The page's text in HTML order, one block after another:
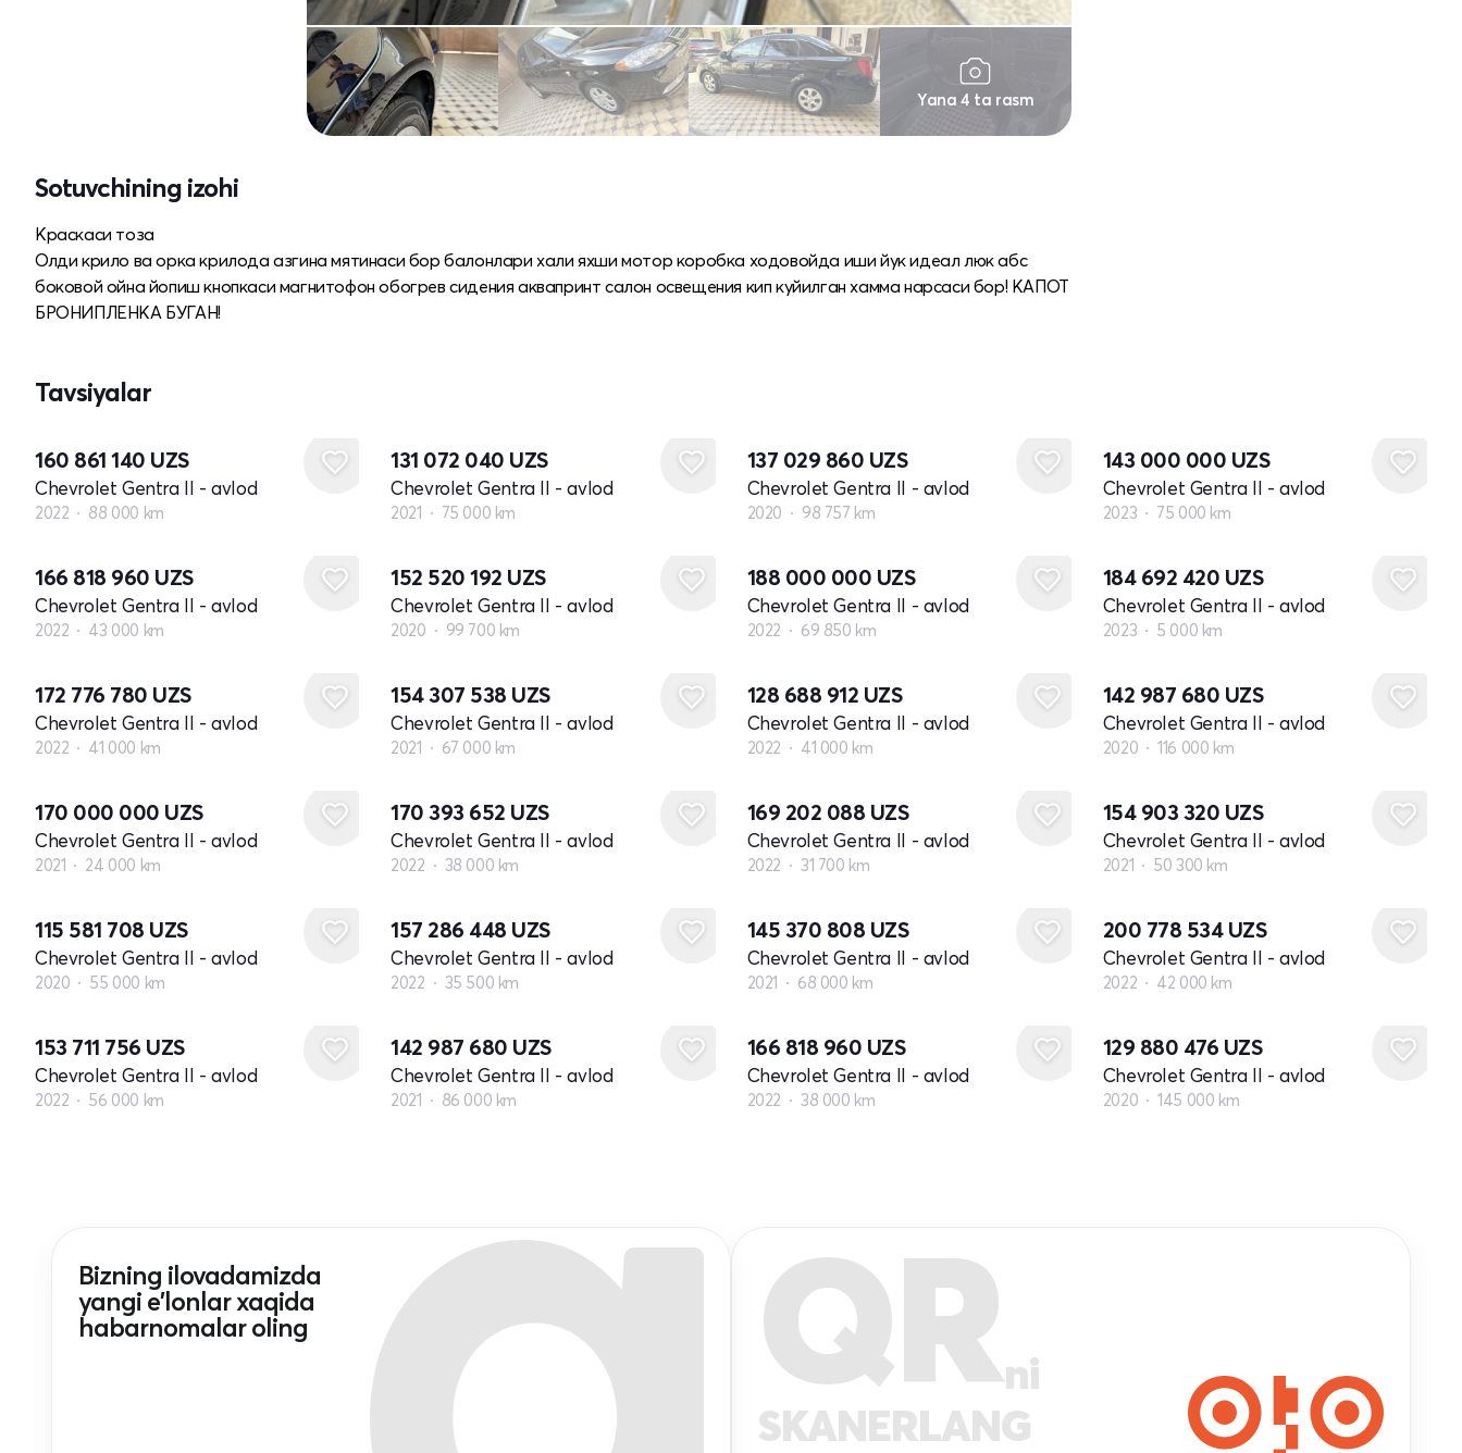
Yana 4 ta rasm
Sotuvchining izohi
Краскаси тоза
Олди крило ва орка крилода азгина мятинаси бор балонлари хали яхши мотор коробка ходовойда иши йук идеал люк абс
боковой ойна йопиш кнопкаси магнитофон обогрев сидения аквапринт салон освещения кип куйилган хамма нарсаси бор! КАПОТ
БРОНИПЛЕНКА БУГАН!
Tavsiyalar
160 861 140 UZS
Chevrolet Gentra II - avlod
2022 88 000 km
131 072 040 UZS
Chevrolet Gentra II - avlod
2021 75 000 km
137 029 860 UZS
Chevrolet Gentra II - avlod
2020 98 757 km
143 000 000 UZS
Chevrolet Gentra II - avlod
2023 75 000 km
166 818 960 UZS
Chevrolet Gentra II - avlod
2022 43 000 km
152 520 192 UZS
Chevrolet Gentra II - avlod
2020 99 700 km
188 000 000 UZS
Chevrolet Gentra II - avlod
2022 69 850 km
184 692 420 UZS
Chevrolet Gentra II - avlod
2023 5 000 km
172 776 780 UZS
Chevrolet Gentra II - avlod
2022 41 000 km
154 307 538 UZS
Chevrolet Gentra II - avlod
2021 67 000 km
128 688 912 UZS
Chevrolet Gentra II - avlod
2022 41 000 km
142 987 680 UZS
Chevrolet Gentra II - avlod
2020 116 000 km
170 000 000 UZS
Chevrolet Gentra II - avlod
2021 24 000 km
170 393 652 UZS
Chevrolet Gentra II - avlod
2022 38 000 km
169 202 088 UZS
Chevrolet Gentra II - avlod
2022 31 700 km
154 903 320 UZS
Chevrolet Gentra II - avlod
2021 50 300 km
115 581 708 UZS
Chevrolet Gentra II - avlod
2020 55 000 km
157 286 448 UZS
Chevrolet Gentra II - avlod
2022 35 500 km
145 370 808 UZS
Chevrolet Gentra II - avlod
2021 68 000 km
200 778 534 UZS
Chevrolet Gentra II - avlod
2022 42 000 km
153 711 756 UZS
Chevrolet Gentra II - avlod
2022 56 000 km
142 987 680 UZS
Chevrolet Gentra II - avlod
2021 86 000 km
166 818 960 UZS
Chevrolet Gentra II - avlod
2022 38 000 km
129 880 476 UZS
Chevrolet Gentra II - avlod
2020 145 000 km
Bizning ilovadamizda
yangi e'lonlar xaqida
habarnomalar oling
QRni
SKANERLANG